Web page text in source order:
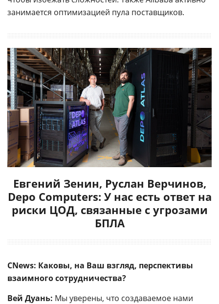
занимается оптимизацией пула поставщиков.
Евгений Зенин, Руслан Верчинов,
Depo Computers: У нас есть ответ на
риски ЦОД, связанные с угрозами
БПЛА
CNews: Каковы, на Ваш взгляд, перспективы
взаимного сотрудничества?
Вей Дуань: Мы уверены, что создаваемое нами